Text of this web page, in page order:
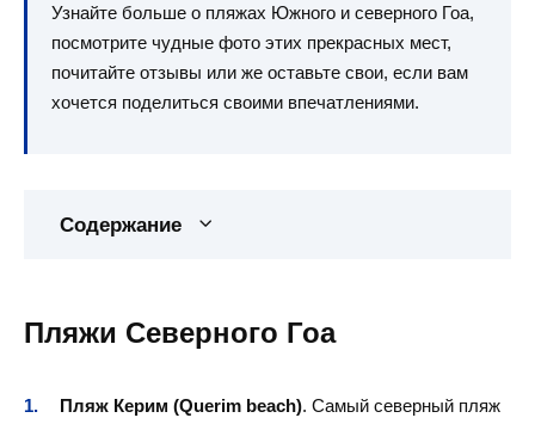
Узнайте больше о пляжах Южного и северного Гоа,
посмотрите чудные фото этих прекрасных мест,
почитайте отзывы или же оставьте свои, если вам
хочется поделиться своими впечатлениями.
Содержание
Пляжи Северного Гоа
Пляж Керим (Querim beach). Самый северный пляж